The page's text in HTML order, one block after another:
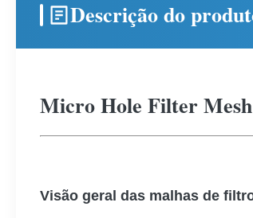
Descrição do
Micro Hole Filter
Visão geral das malhas de